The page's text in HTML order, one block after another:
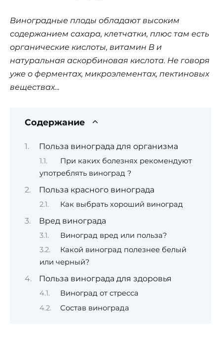
Виноградные плоды обладают высоким
содержанием сахара, клетчатки, плюс там есть
органические кислоты, витамин В и
натуральная аскорбиновая кислота. Не говоря
уже о ферментах, микроэлементах, пектиновых
веществах...
Содержание
Польза винограда для организма
При каких болезнях рекомендуют
употреблять виноград ?
Польза красного винограда
Как выбрать хороший виноград
Вред винограда
Виноград вред или польза?
Какой виноград полезнее белый
или черный?
Польза винограда для здоровья
Виноград от стресса
Состав винограда